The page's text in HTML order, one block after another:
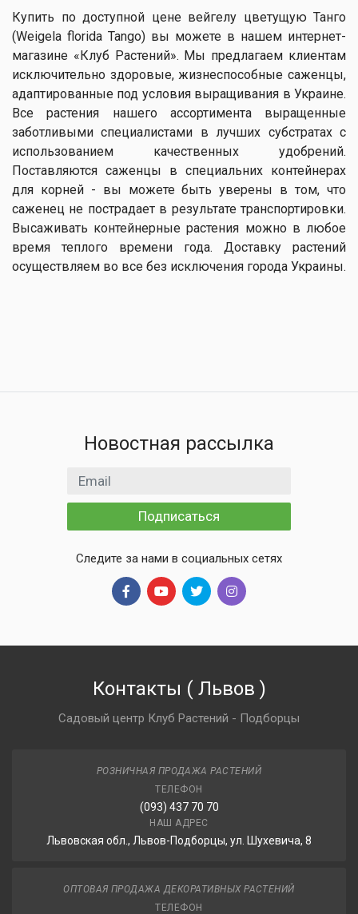
Купить по доступной цене вейгелу цветущую Танго
(Weigela florida Tango) вы можете в нашем интернет-
магазине «Клуб Растений». Мы предлагаем клиентам
исключительно здоровые, жизнеспособные саженцы,
адаптированные под условия выращивания в Украине.
Все растения нашего ассортимента выращенные
заботливыми специалистами в лучших субстратах с
использованием качественных удобрений.
Поставляются саженцы в специальних контейнерах
для корней - вы можете быть уверены в том, что
саженец не пострадает в результате транспортировки.
Высаживать контейнерные растения можно в любое
время теплого времени года. Доставку растений
осуществляем во все без исключения города Украины.
Новостная рассылка
Email адрес
Подписаться
Следите за нами в социальных сетях
Контакты ( Львов )
Садовый центр Клуб Растений - Подборцы
РОЗНИЧНАЯ ПРОДАЖА РАСТЕНИЙ
ТЕЛЕФОН
(093) 437 70 70
НАШ АДРЕС
Львовская обл., Львов-Подборцы, ул. Шухевича, 8
ОПТОВАЯ ПРОДАЖА ДЕКОРАТИВНЫХ РАСТЕНИЙ
ТЕЛЕФОН